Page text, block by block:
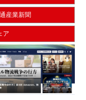
産業新聞
ア